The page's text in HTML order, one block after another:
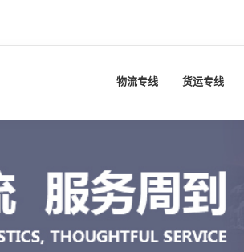
物流专线 货运专线